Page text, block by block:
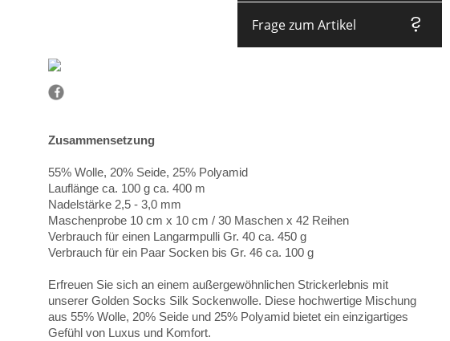
Frage zum Artikel
Zusammensetzung
55% Wolle, 20% Seide, 25% Polyamid
Lauflänge ca. 100 g ca. 400 m
Nadelstärke 2,5 - 3,0 mm
Maschenprobe 10 cm x 10 cm / 30 Maschen x 42 Reihen
Verbrauch für einen Langarmpulli Gr. 40 ca. 450 g
Verbrauch für ein Paar Socken bis Gr. 46 ca. 100 g
Erfreuen Sie sich an einem außergewöhnlichen Strickerlebnis mit
unserer Golden Socks Silk Sockenwolle. Diese hochwertige Mischung
aus 55% Wolle, 20% Seide und 25% Polyamid bietet ein einzigartiges
Gefühl von Luxus und Komfort.